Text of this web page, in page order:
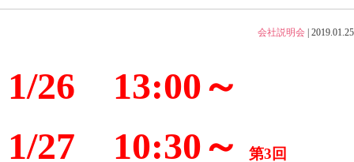
会社説明会 2019.01.25
1/26 13:00～
1/27 10:30～
第3回